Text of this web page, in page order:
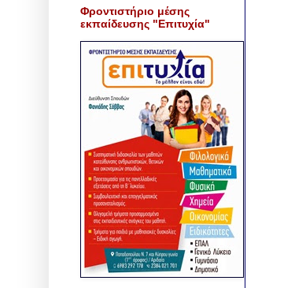
Φροντιστήριο μέσης
εκπαίδευσης "Επιτυχία"